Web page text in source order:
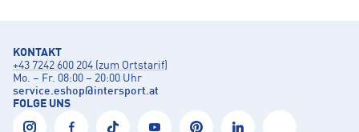
KONTAKT
+43 7242 600 204 (zum Ortstarif)
Mo. – Fr. 08:00 – 20:00 Uhr
service.eshop@intersport.at
FOLGE UNS